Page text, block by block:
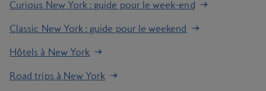
Curious New York : guide pour le week-end
Classic New York : guide pour le weekend
Hôtels à New York
Road trips à New York